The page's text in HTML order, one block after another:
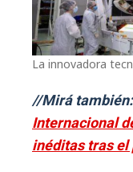
La innovadora
//Mirá también:
Internacional
inéditas tras el